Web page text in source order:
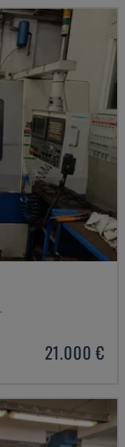
21.000 €